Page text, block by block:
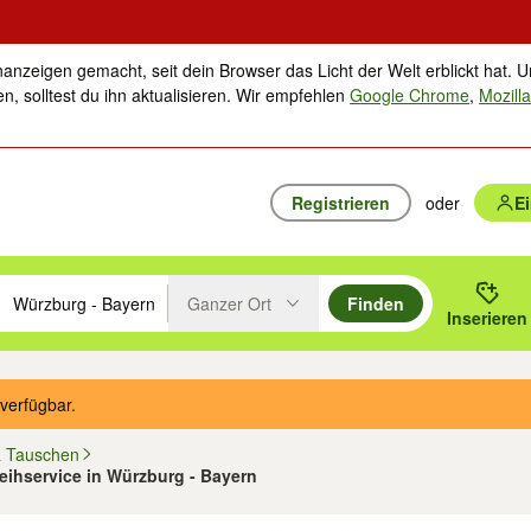
gemacht, seit dein Browser das Licht der Welt erblickt hat.
solltest du ihn aktualisieren. Wir empfehlenGoogle Chrome,
Registrieren oder
mit den Pfeiltasten nach oben/unten durchsuchen und mit
oder Ort eingeben. Eingabetaste drücken um zu suchen, oder
Ganzer Ort
Finden
Inserieren
Tauschen
in Würzburg - Bayern